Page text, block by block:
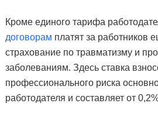
Кроме единого тарифа
договорам платят за работников
страхование по травматизму и
заболеваниям. Здесь ставка
профессионального риска
работодателя и составляет от